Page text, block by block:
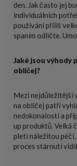
den. Jak často jej
individuálních
používání příliš
spaním odličte.
Jaké jsou výhody
obličej?
Mezi nejdůležitější
na obličej patří
nedokonalostí a
up produktů. Velká
pleti náležitou
proces stárnutí